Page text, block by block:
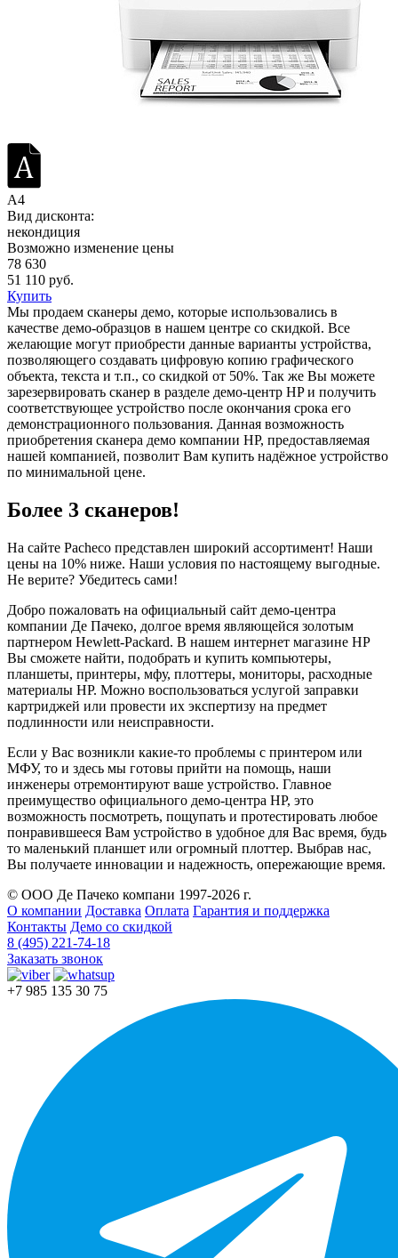
A4
Вид дисконта:
некондиция
Возможно изменение цены
78 630
51 110 руб.
Купить
Мы продаем сканеры демо, которые использовались в
качестве демо-образцов в нашем центре со скидкой. Все
желающие могут приобрести данные варианты устройства,
позволяющего создавать цифровую копию графического
объекта, текста и т.п., со скидкой от 50%. Так же Вы можете
зарезервировать сканер в разделе демо-центр HP и получить
соответствующее устройство после окончания срока его
демонстрационного пользования. Данная возможность
приобретения сканера демо компании HP, предоставляемая
нашей компанией, позволит Вам купить надёжное устройство
по минимальной цене.
Более 3 сканеров!
На сайте Pacheco представлен широкий ассортимент! Наши
цены на 10% ниже. Наши условия по настоящему выгодные.
Не верите? Убедитесь сами!
Добро пожаловать на официальный сайт демо-центра
компании Де Пачеко, долгое время являющейся золотым
партнером Hewlett-Packard. В нашем интернет магазине HP
Вы сможете найти, подобрать и купить компьютеры,
планшеты, принтеры, мфу, плоттеры, мониторы, расходные
материалы HP. Можно воспользоваться услугой заправки
картриджей или провести их экспертизу на предмет
подлинности или неисправности.
Если у Вас возникли какие-то проблемы с принтером или
МФУ, то и здесь мы готовы прийти на помощь, наши
инженеры отремонтируют ваше устройство. Главное
преимущество официального демо-центра HP, это
возможность посмотреть, пощупать и протестировать любое
понравившееся Вам устройство в удобное для Вас время, будь
то маленький планшет или огромный плоттер. Выбрав нас,
Вы получаете инновации и надежность, опережающие время.
© ООО Де Пачеко компани 1997-2026 г.
О компании Доставка Оплата Гарантия и поддержка
Контакты Демо со скидкой
8 (495) 221-74-18
Заказать звонок
+7 985 135 30 75